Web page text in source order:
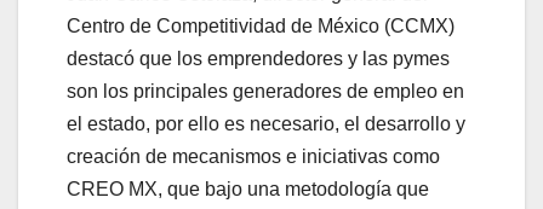
Centro de Competitividad de México (CCMX)
destacó que los emprendedores y las pymes
son los principales generadores de empleo en
el estado, por ello es necesario, el desarrollo y
creación de mecanismos e iniciativas como
CREO MX, que bajo una metodología que